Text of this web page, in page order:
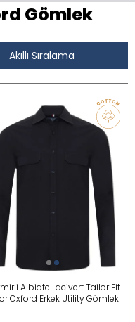
Gömlek
Seçimi Filtrele
Akıllı Sıralama
Albiate Lacivert Tailor Fit
Oxford Erkek Utility Gömlek